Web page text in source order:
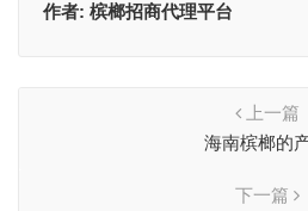
作者: 槟榔招商代理平台
上一篇
海南槟榔的
下一篇